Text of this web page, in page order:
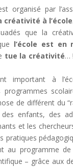
organisé par
à l’école
que la
l’école est en
tue la créativité…
important à
de différent du
enfants, des
et les
pratiques
au programme de
– grâce aux